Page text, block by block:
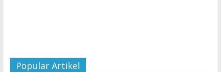
Popular Artikel